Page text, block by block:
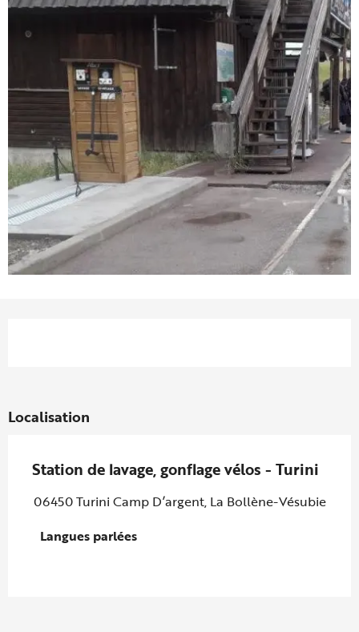
Localisation
Station de lavage, gonflage vélos - Turini
06450 Turini Camp D’argent, La Bollène-Vésubie
Langues parlées
Langues parlées